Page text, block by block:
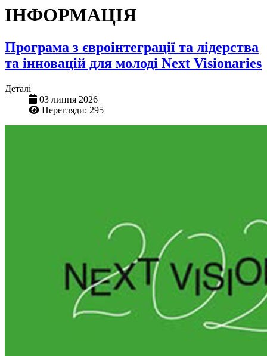
ІНФОРМАЦІЯ
Програма з євроінтеграції та лідерства
та інновацій для молоді Next Visionaries
Деталі
03 липня 2026
Перегляди: 295